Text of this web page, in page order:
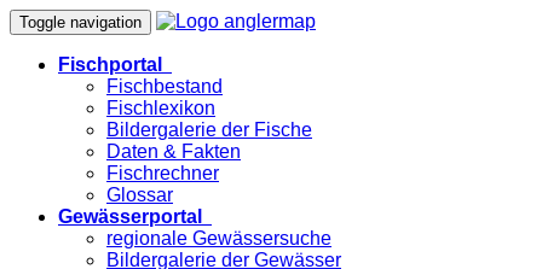
Toggle navigation
Fischportal
Fischbestand
Fischlexikon
Bildergalerie der Fische
Daten & Fakten
Fischrechner
Glossar
Gewässerportal
regionale Gewässersuche
Bildergalerie der Gewässer